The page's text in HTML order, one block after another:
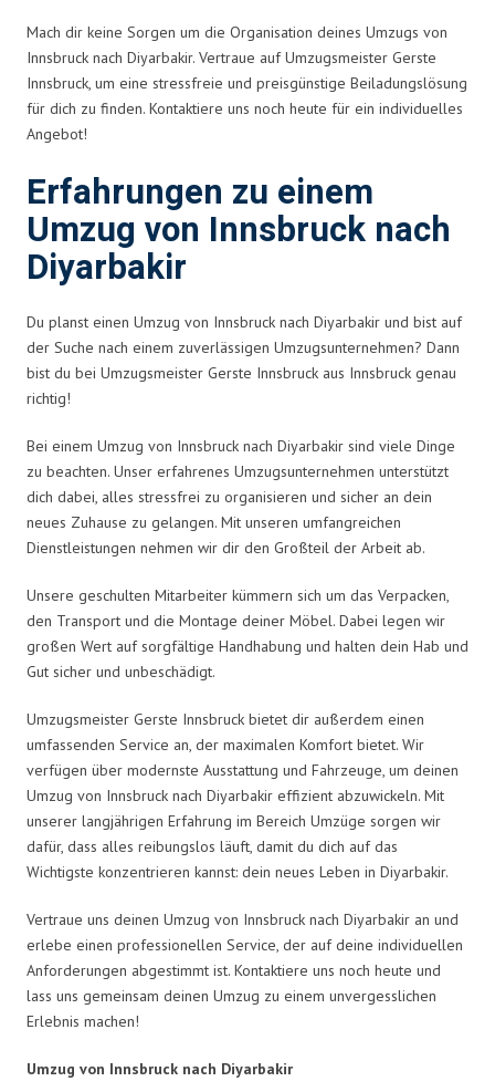
Mach dir keine Sorgen um die Organisation deines Umzugs von
Innsbruck nach Diyarbakir. Vertraue auf Umzugsmeister Gerste
Innsbruck, um eine stressfreie und preisgünstige Beiladungslösung
für dich zu finden. Kontaktiere uns noch heute für ein individuelles
Angebot!
Erfahrungen zu einem
Umzug von Innsbruck nach
Diyarbakir
Du planst einen Umzug von Innsbruck nach Diyarbakir und bist auf
der Suche nach einem zuverlässigen Umzugsunternehmen? Dann
bist du bei Umzugsmeister Gerste Innsbruck aus Innsbruck genau
richtig!
Bei einem Umzug von Innsbruck nach Diyarbakir sind viele Dinge
zu beachten. Unser erfahrenes Umzugsunternehmen unterstützt
dich dabei, alles stressfrei zu organisieren und sicher an dein
neues Zuhause zu gelangen. Mit unseren umfangreichen
Dienstleistungen nehmen wir dir den Großteil der Arbeit ab.
Unsere geschulten Mitarbeiter kümmern sich um das Verpacken,
den Transport und die Montage deiner Möbel. Dabei legen wir
großen Wert auf sorgfältige Handhabung und halten dein Hab und
Gut sicher und unbeschädigt.
Umzugsmeister Gerste Innsbruck bietet dir außerdem einen
umfassenden Service an, der maximalen Komfort bietet. Wir
verfügen über modernste Ausstattung und Fahrzeuge, um deinen
Umzug von Innsbruck nach Diyarbakir effizient abzuwickeln. Mit
unserer langjährigen Erfahrung im Bereich Umzüge sorgen wir
dafür, dass alles reibungslos läuft, damit du dich auf das
Wichtigste konzentrieren kannst: dein neues Leben in Diyarbakir.
Vertraue uns deinen Umzug von Innsbruck nach Diyarbakir an und
erlebe einen professionellen Service, der auf deine individuellen
Anforderungen abgestimmt ist. Kontaktiere uns noch heute und
lass uns gemeinsam deinen Umzug zu einem unvergesslichen
Erlebnis machen!
Umzug von Innsbruck nach Diyarbakir